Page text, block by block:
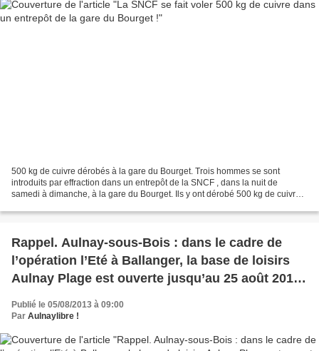
500 kg de cuivre dérobés à la gare du Bourget. Trois hommes se sont
introduits par effraction dans un entrepôt de la SNCF , dans la nuit de
samedi à dimanche, à la gare du Bourget. Ils y ont dérobé 500 kg de cuivre.
Rappel. Aulnay-sous-Bois : dans le cadre de
l’opération l’Eté à Ballanger, la base de loisirs
Aulnay Plage est ouverte jusqu’au 25 août 2013
Publié le 05/08/2013 à 09:00
Par Aulnaylibre !